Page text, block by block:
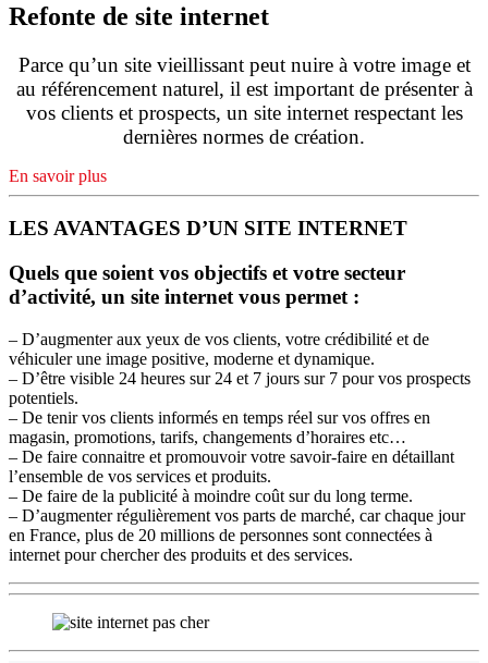
Refonte de site internet
Parce qu’un site vieillissant peut nuire à votre image et
au référencement naturel, il est important de présenter à
vos clients et prospects, un site internet respectant les
dernières normes de création.
En savoir plus
LES AVANTAGES D’UN SITE INTERNET
Quels que soient vos objectifs et votre secteur
d’activité, un site internet vous permet :
– D’augmenter aux yeux de vos clients, votre crédibilité et de
véhiculer une image positive, moderne et dynamique.
– D’être visible 24 heures sur 24 et 7 jours sur 7 pour vos prospects
potentiels.
– De tenir vos clients informés en temps réel sur vos offres en
magasin, promotions, tarifs, changements d’horaires etc…
– De faire connaitre et promouvoir votre savoir-faire en détaillant
l’ensemble de vos services et produits.
– De faire de la publicité à moindre coût sur du long terme.
– D’augmenter régulièrement vos parts de marché, car chaque jour
en France, plus de 20 millions de personnes sont connectées à
internet pour chercher des produits et des services.